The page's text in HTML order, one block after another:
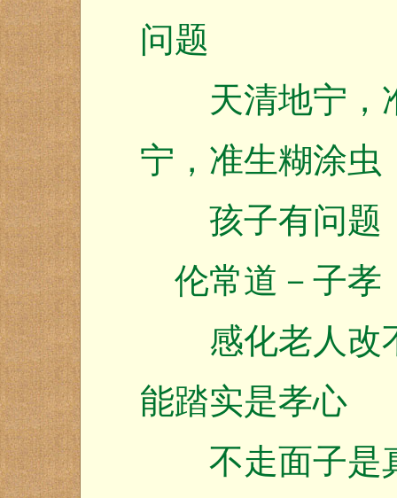
问题
天清地宁，
宁，准生糊涂虫
孩子有问题
伦常道－子孝
感化老人改
能踏实是孝心
不走面子是